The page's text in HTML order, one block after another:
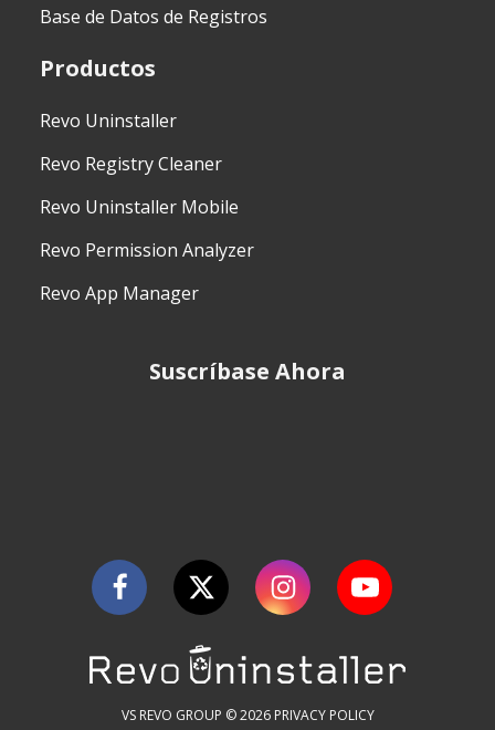
Base de Datos de Registros
Productos
Revo Uninstaller
Revo Registry Cleaner
Revo Uninstaller Mobile
Revo Permission Analyzer
Revo App Manager
Suscríbase Ahora
VS REVO GROUP © 2026 PRIVACY POLICY